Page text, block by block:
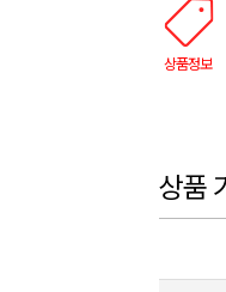
상품정보
상품